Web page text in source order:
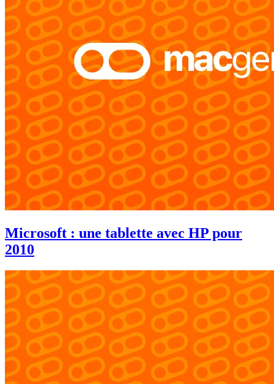
Microsoft : une tablette avec HP pour
2010